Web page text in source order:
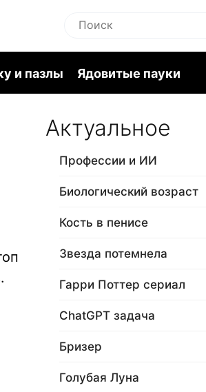
и пазлы Ядовитые пауки
Актуальное
Профессии и ИИ
Биологический возраст
Кость в пенисе
Звезда потемнела
Гарри Поттер сериал
ChatGPT задача
Бризер
Голубая Луна